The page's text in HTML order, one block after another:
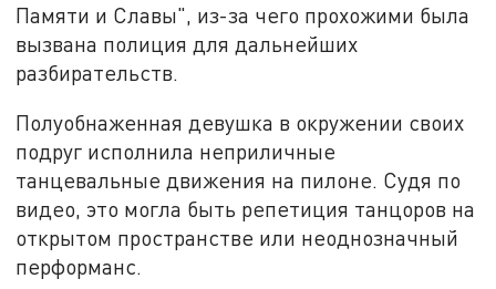
Памяти и Славы", из-за чего прохожими была
вызвана полиция для дальнейших
разбирательств.
Полуобнаженная девушка в окружении своих
подруг исполнила неприличные
танцевальные движения на пилоне. Судя по
видео, это могла быть репетиция танцоров на
открытом пространстве или неоднозначный
перформанс.